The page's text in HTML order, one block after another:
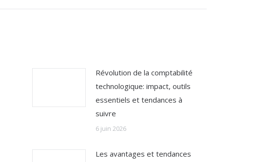
Révolution de la comptabilité
technologique: impact, outils
essentiels et tendances à
suivre
6 juin 2026
Les avantages et tendances